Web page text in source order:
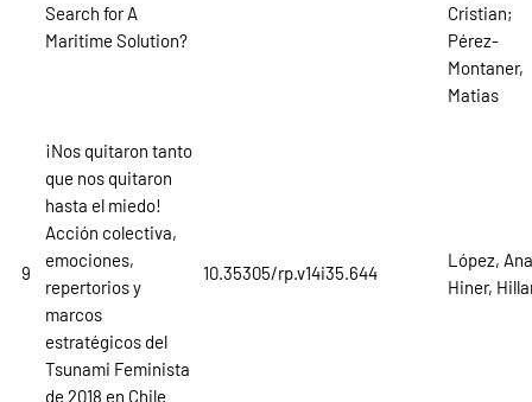
Search for A
Maritime Solution?
Cristian;
Pérez-
Montaner,
Matias
9
¡Nos quitaron tanto
que nos quitaron
hasta el miedo!
Acción colectiva,
emociones,
repertorios y
marcos
estratégicos del
Tsunami Feminista
de 2018 en Chile
10.35305/rp.v14i35.644
López,
Hiner,